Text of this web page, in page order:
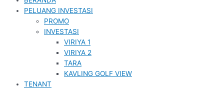
PELUANG INVESTASI
PROMO
INVESTASI
VIRIYA 1
VIRIYA 2
TARA
KAVLING GOLF VIEW
TENANT